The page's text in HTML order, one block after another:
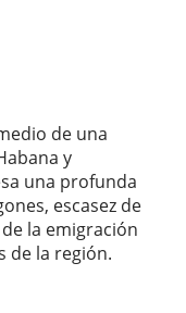
de una
y
una profunda
escasez de
la emigración
de la región.